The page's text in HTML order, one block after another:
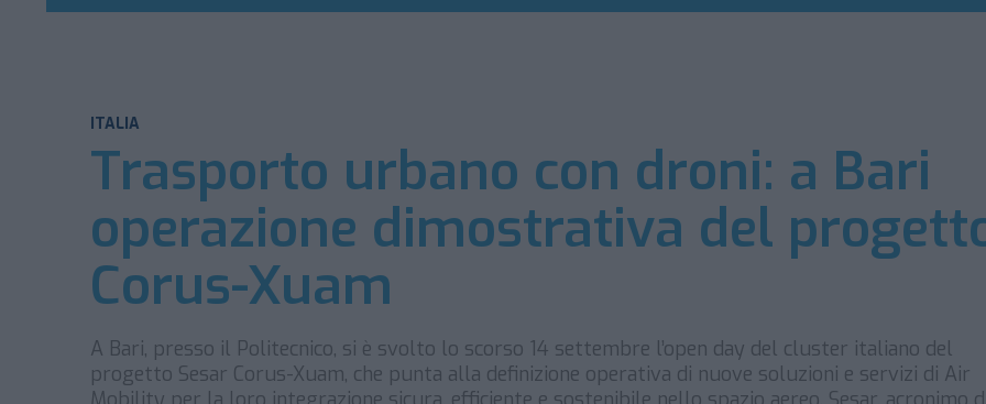
ITALIA
Trasporto urbano con droni: a Bari
operazione dimostrativa del
Corus-Xuam
A Bari, presso il Politecnico, si è svolto lo scorso 14 settembre l’open day del cluster italiano del
progetto Sesar Corus-Xuam, che punta alla definizione operativa di nuove soluzioni e servizi di Air